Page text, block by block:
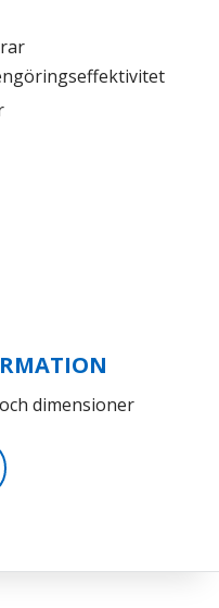
dimensioner